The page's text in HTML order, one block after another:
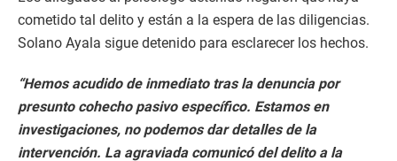
cometido tal delito y están a la espera de las diligencias.
Solano Ayala sigue detenido para esclarecer los hechos.
“Hemos acudido de inmediato tras la denuncia por
presunto cohecho pasivo específico. Estamos en
investigaciones, no podemos dar detalles de la
intervención. La agraviada comunicó del delito a la